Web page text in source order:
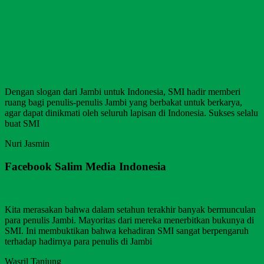
Dengan slogan dari Jambi untuk Indonesia, SMI hadir memberi
ruang bagi penulis-penulis Jambi yang berbakat untuk berkarya,
agar dapat dinikmati oleh seluruh lapisan di Indonesia. Sukses selalu
buat SMI
Nuri Jasmin
Facebook Salim Media Indonesia
Kita merasakan bahwa dalam setahun terakhir banyak bermunculan
para penulis Jambi. Mayoritas dari mereka menerbitkan bukunya di
SMI. Ini membuktikan bahwa kehadiran SMI sangat berpengaruh
terhadap hadirnya para penulis di Jambi
Wasril Tanjung